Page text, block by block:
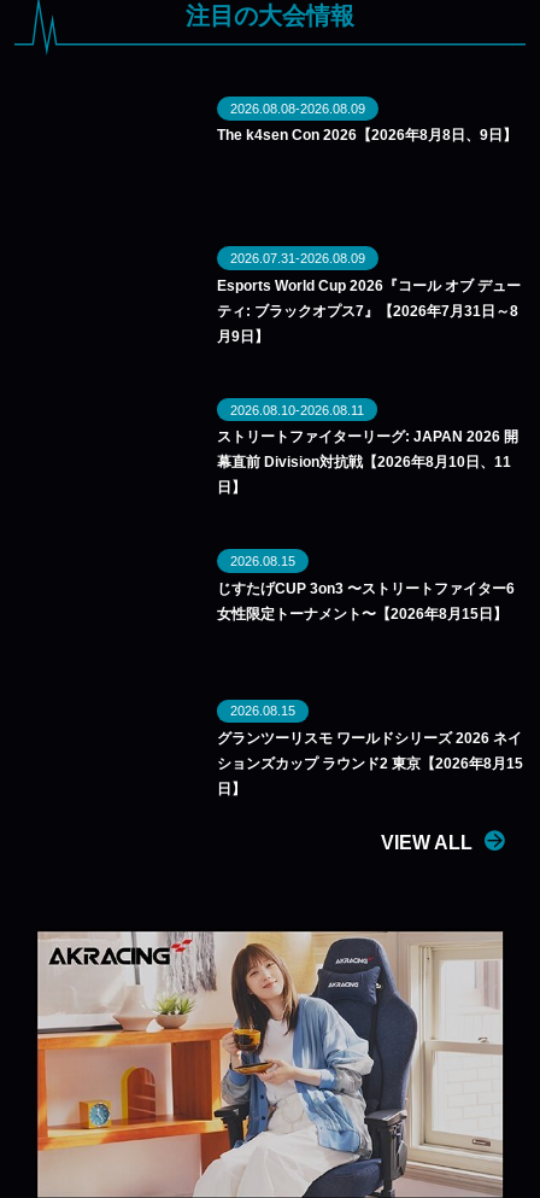
注目の大会情報
2026.08.08-2026.08.09
The k4sen Con 2026【2026年8月8日、9日】
2026.07.31-2026.08.09
Esports World Cup 2026『コール オブ デュー
ティ: ブラックオプス7』【2026年7月31日～8
月9日】
2026.08.10-2026.08.11
ストリートファイターリーグ: JAPAN 2026 開
幕直前 Division対抗戦【2026年8月10日、11
日】
2026.08.15
じすたげCUP 3on3 〜ストリートファイター6
女性限定トーナメント〜【2026年8月15日】
2026.08.15
グランツーリスモ ワールドシリーズ 2026 ネイ
ションズカップ ラウンド2 東京【2026年8月15
日】
VIEW ALL